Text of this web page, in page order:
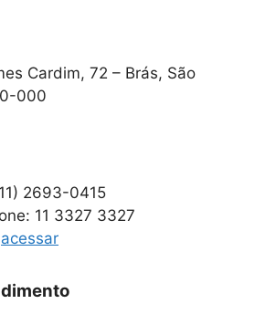
Cardim, 72 – Brás, São
000
2693-0415
11 3327 3327
acessar